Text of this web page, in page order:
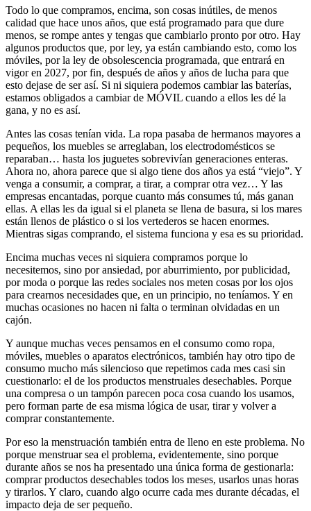
Todo lo que compramos, encima, son cosas inútiles, de menos
calidad que hace unos años, que está programado para que dure
menos, se rompe antes y tengas que cambiarlo pronto por otro. Hay
algunos productos que, por ley, ya están cambiando esto, como los
móviles, por la ley de obsolescencia programada, que entrará en
vigor en 2027, por fin, después de años y años de lucha para que
esto dejase de ser así. Si ni siquiera podemos cambiar las baterías,
estamos obligados a cambiar de MÓVIL cuando a ellos les dé la
gana, y no es así.
Antes las cosas tenían vida. La ropa pasaba de hermanos mayores a
pequeños, los muebles se arreglaban, los electrodomésticos se
reparaban… hasta los juguetes sobrevivían generaciones enteras.
Ahora no, ahora parece que si algo tiene dos años ya está “viejo”. Y
venga a consumir, a comprar, a tirar, a comprar otra vez… Y las
empresas encantadas, porque cuanto más consumes tú, más ganan
ellas. A ellas les da igual si el planeta se llena de basura, si los mares
están llenos de plástico o si los vertederos se hacen enormes.
Mientras sigas comprando, el sistema funciona y esa es su prioridad.
Encima muchas veces ni siquiera compramos porque lo
necesitemos, sino por ansiedad, por aburrimiento, por publicidad,
por moda o porque las redes sociales nos meten cosas por los ojos
para crearnos necesidades que, en un principio, no teníamos. Y en
muchas ocasiones no hacen ni falta o terminan olvidadas en un
cajón.
Y aunque muchas veces pensamos en el consumo como ropa,
móviles, muebles o aparatos electrónicos, también hay otro tipo de
consumo mucho más silencioso que repetimos cada mes casi sin
cuestionarlo: el de los productos menstruales desechables. Porque
una compresa o un tampón parecen poca cosa cuando los usamos,
pero forman parte de esa misma lógica de usar, tirar y volver a
comprar constantemente.
Por eso la menstruación también entra de lleno en este problema. No
porque menstruar sea el problema, evidentemente, sino porque
durante años se nos ha presentado una única forma de gestionarla:
comprar productos desechables todos los meses, usarlos unas horas
y tirarlos. Y claro, cuando algo ocurre cada mes durante décadas, el
impacto deja de ser pequeño.